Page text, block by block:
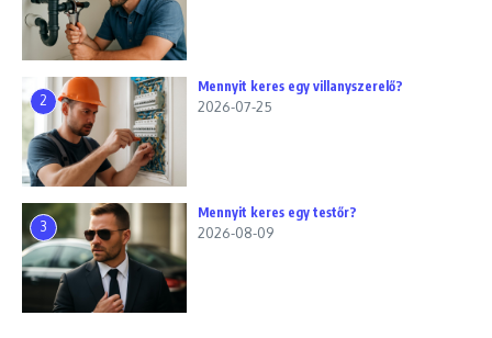
2
Mennyit keres egy villanyszerelő?
2026-07-25
3
Mennyit keres egy testőr?
2026-08-09